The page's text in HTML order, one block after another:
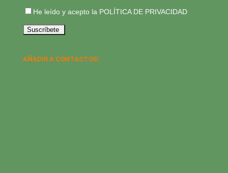
He leído y acepto la POLÍTICA DE PRIVACIDAD
AÑADIR A CONTACTOS: